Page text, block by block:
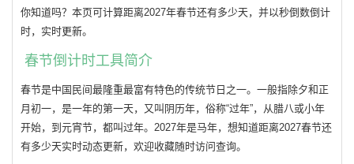
你知道吗？本页可计算距离2027年春节还有多少天，并以秒倒数倒计
时，实时更新。
春节倒计时工具简介
春节是中国民间最隆重最富有特色的传统节日之一。一般指除夕和正
月初一，是一年的第一天，又叫阴历年，俗称“过年”，从腊八或小年
开始，到元宵节，都叫过年。2027年是马年，想知道距离2027春节还
有多少天实时动态更新，欢迎收藏随时访问查询。